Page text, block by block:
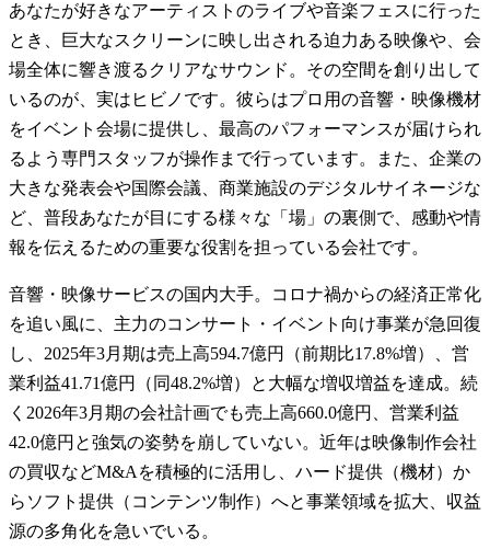
あなたが好きなアーティストのライブや音楽フェスに行った
とき、巨大なスクリーンに映し出される迫力ある映像や、会
場全体に響き渡るクリアなサウンド。その空間を創り出して
いるのが、実はヒビノです。彼らはプロ用の音響・映像機材
をイベント会場に提供し、最高のパフォーマンスが届けられ
るよう専門スタッフが操作まで行っています。また、企業の
大きな発表会や国際会議、商業施設のデジタルサイネージな
ど、普段あなたが目にする様々な「場」の裏側で、感動や情
報を伝えるための重要な役割を担っている会社です。
音響・映像サービスの国内大手。コロナ禍からの経済正常化
を追い風に、主力のコンサート・イベント向け事業が急回復
し、2025年3月期は売上高594.7億円（前期比17.8%増）、営
業利益41.71億円（同48.2%増）と大幅な増収増益を達成。続
く2026年3月期の会社計画でも売上高660.0億円、営業利益
42.0億円と強気の姿勢を崩していない。近年は映像制作会社
の買収などM&Aを積極的に活用し、ハード提供（機材）か
らソフト提供（コンテンツ制作）へと事業領域を拡大、収益
源の多角化を急いでいる。